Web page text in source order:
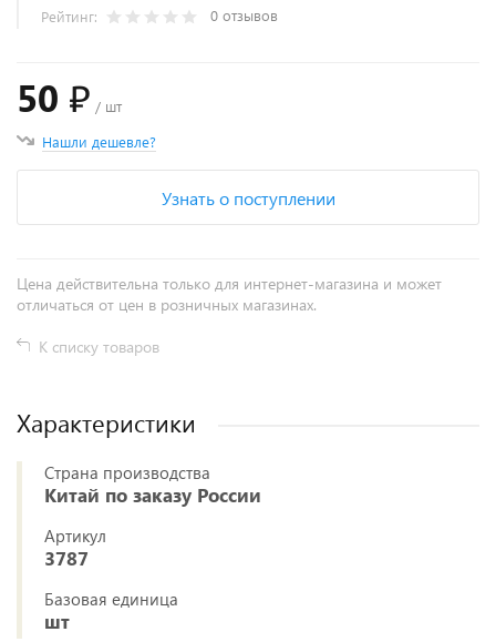
Рейтинг: 0 отзывов
50 ₽ / шт
Нашли дешевле?
Узнать о поступлении
Цена действительна только для интернет-магазина и может
отличаться от цен в розничных магазинах.
К списку товаров
Характеристики
Страна производства
Китай по заказу России
Артикул
3787
Базовая единица
шт